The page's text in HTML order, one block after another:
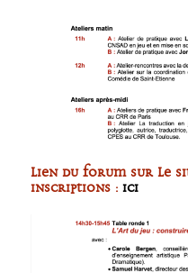
Lien du Forum sur le
inscriptions : ici